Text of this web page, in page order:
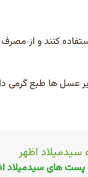
استفاده کنند و
ها طبع گرمی
سیدمیلاد اظهر
های سیدمیلاد